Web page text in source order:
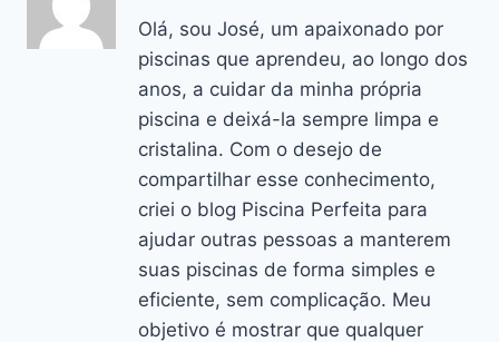
Olá, sou José, um apaixonado por
piscinas que aprendeu, ao longo dos
anos, a cuidar da minha própria
piscina e deixá-la sempre limpa e
cristalina. Com o desejo de
compartilhar esse conhecimento,
criei o blog Piscina Perfeita para
ajudar outras pessoas a manterem
suas piscinas de forma simples e
eficiente, sem complicação. Meu
objetivo é mostrar que qualquer